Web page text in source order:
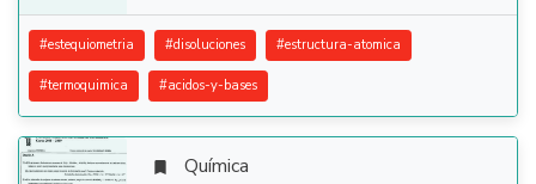
#estequiometria #disoluciones #estructura-atomica
#termoquimica #acidos-y-bases
 Química